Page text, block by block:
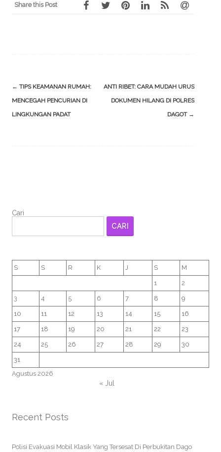
Share this Post
Post
navigation
← TIPS KEAMANAN RUMAH:
MENCEGAH PENCURIAN DI
LINGKUNGAN PADAT
ANTI RIBET: CARA MUDAH URUS
DOKUMEN HILANG DI POLRES
DAGOT →
Cari
CARI
Agustus 2026
S S R K J S M
1 2
3 4 5 6 7 8 9
10 11 12 13 14 15 16
17 18 19 20 21 22 23
24 25 26 27 28 29 30
31
« Jul
Recent Posts
Polisi Evakuasi Mobil Klasik Yang Tersesat Di Perbukitan Dago